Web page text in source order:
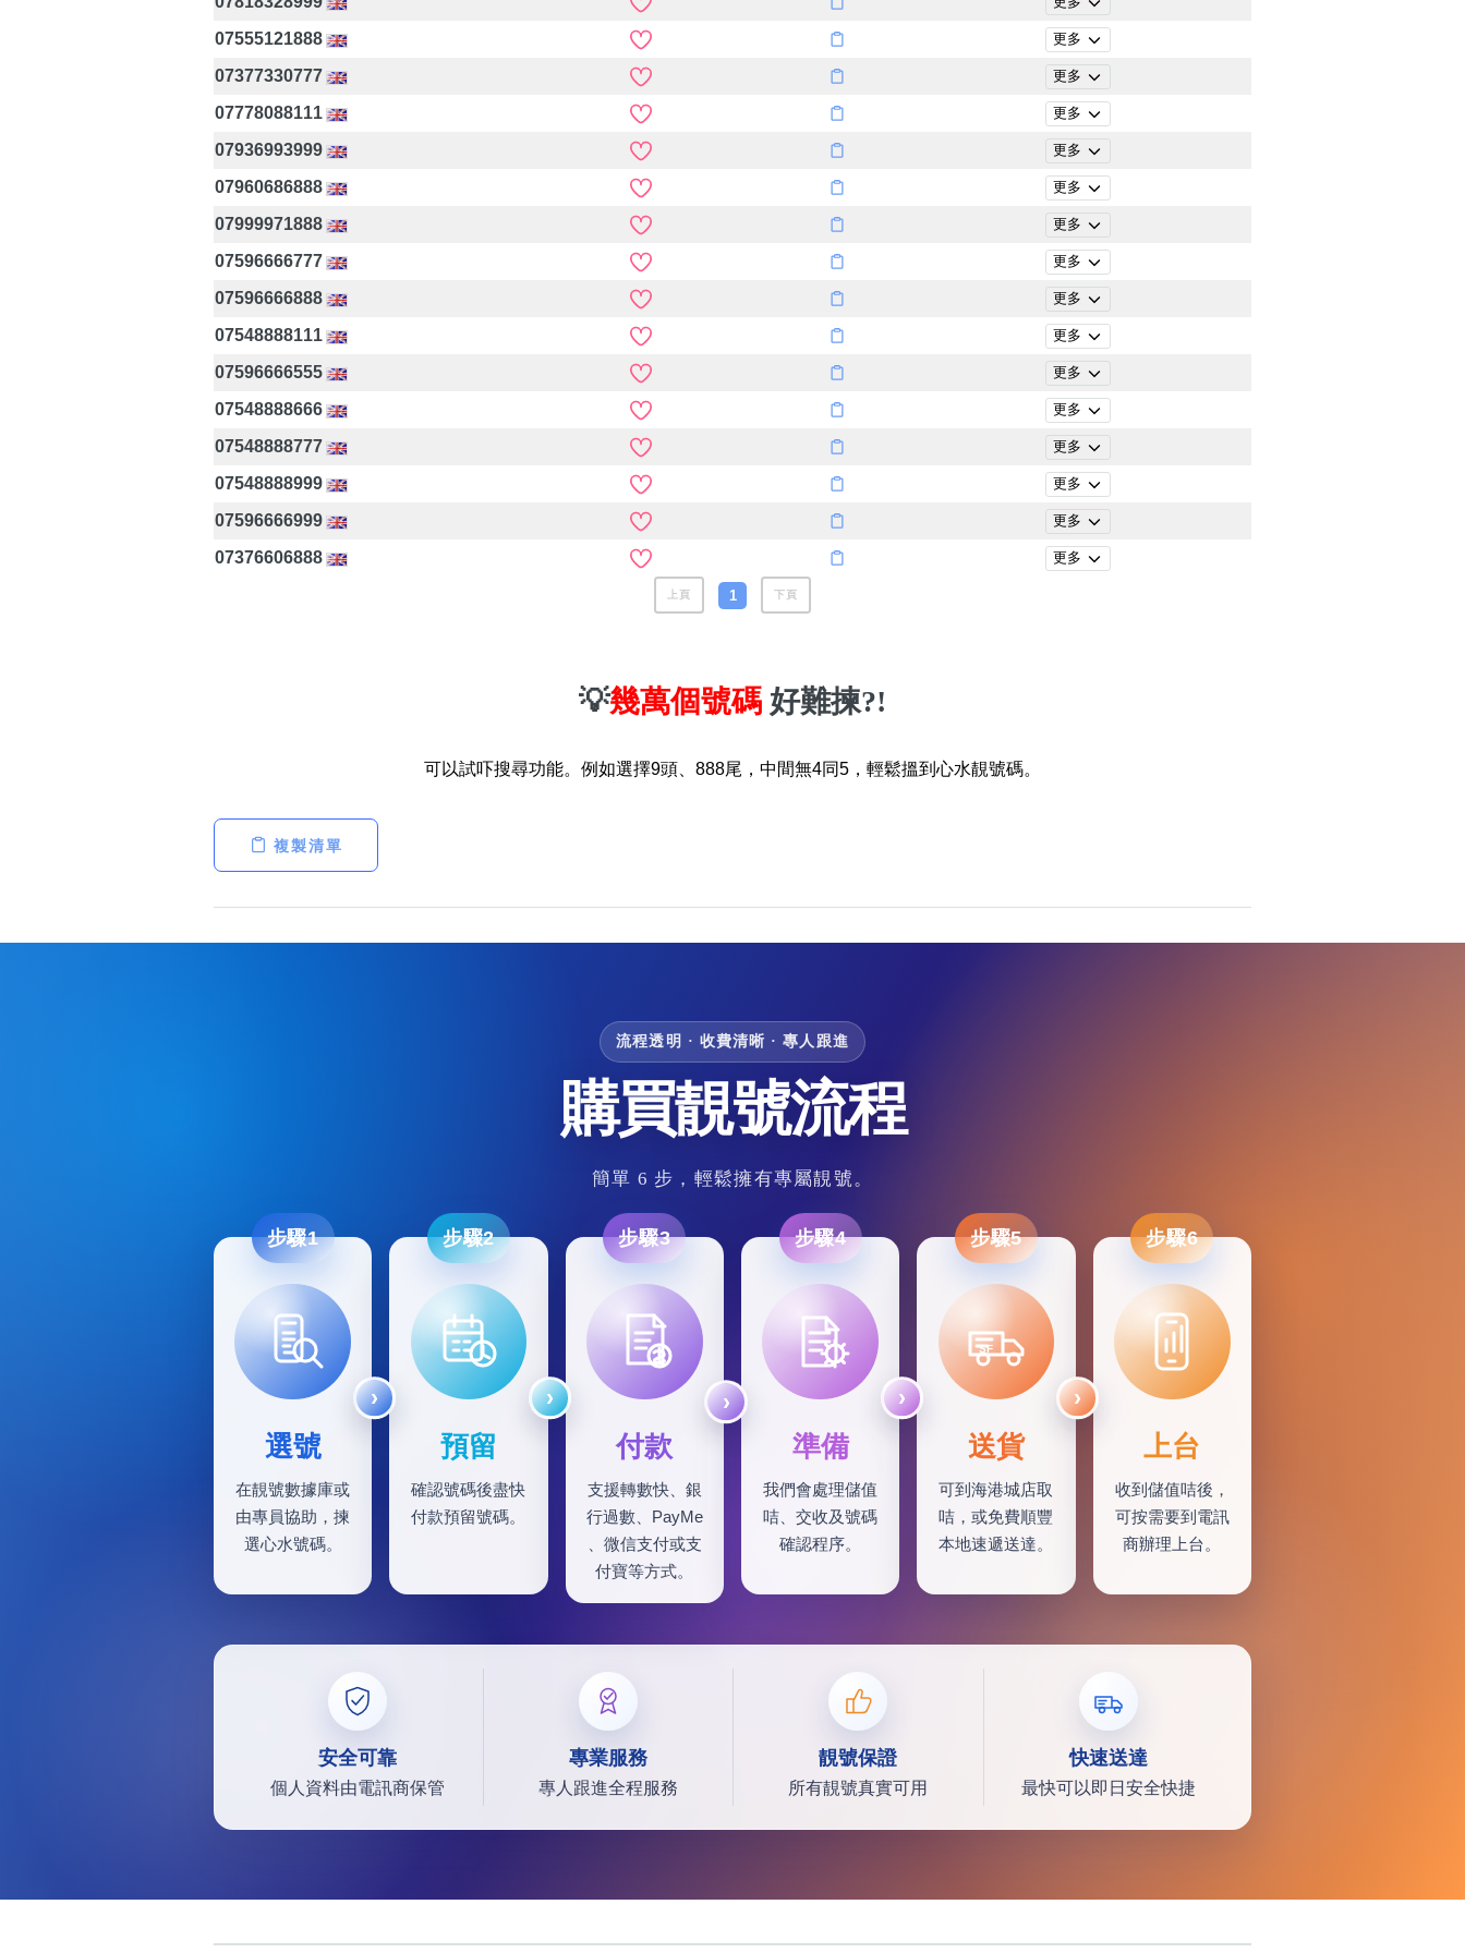
07555121888 更多
07377330777 更多
07778088111 更多
07936993999 更多
07960686888 更多
07999971888 更多
07596666777 更多
07596666888 更多
07548888111 更多
07596666555 更多
07548888666 更多
07548888777 更多
07548888999 更多
07596666999 更多
07376606888 更多
上頁 1 下頁
💡幾萬個號碼 好難揀?!
可以試吓搜尋功能。例如選擇9頭、888尾，中間無4同5，輕鬆搵到心水靚號碼。
複製清單
流程透明 · 收費清晰 · 專人跟進
購買靚號流程
簡單 6 步，輕鬆擁有專屬靚號。
步驟1
選號
在靚號數據庫或
由專員協助，揀
選心水號碼。
步驟2
預留
確認號碼後盡快
付款預留號碼。
步驟3
付款
支援轉數快、銀
行過數、PayMe
、微信支付或支
付寶等方式。
步驟4
準備
我們會處理儲值
咭、交收及號碼
確認程序。
步驟5
SF
送貨
可到海港城店取
咭，或免費順豐
本地速遞送達。
步驟6
上台
收到儲值咭後，
可按需要到電訊
商辦理上台。
安全可靠
個人資料由電訊商保管
專業服務
專人跟進全程服務
靚號保證
所有靚號真實可用
快速送達
最快可以即日安全快捷